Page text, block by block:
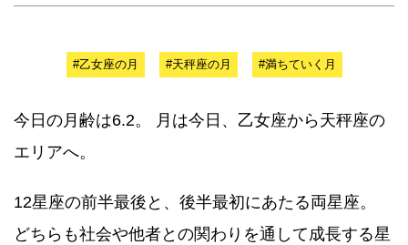
#乙女座の月 #天秤座の月 #満ちていく月
今日の月齢は6.2。 月は今日、乙女座から天秤座の
エリアへ。
12星座の前半最後と、後半最初にあたる両星座。
どちらも社会や他者との関わりを通して成長する星